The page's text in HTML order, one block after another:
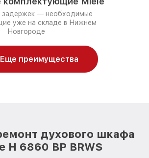
задержек — необходимые
уже на складе в Нижнем
Новгороде
Еще преимущества
духового шкафа
H 6860 BP BRWS